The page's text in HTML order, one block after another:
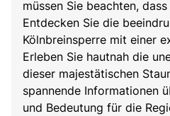
müssen Sie beachten,
Entdecken Sie die
Kölnbreinsperre mit einer
Erleben Sie hautnah die
dieser majestätischen
spannende Informationen
und Bedeutung für die